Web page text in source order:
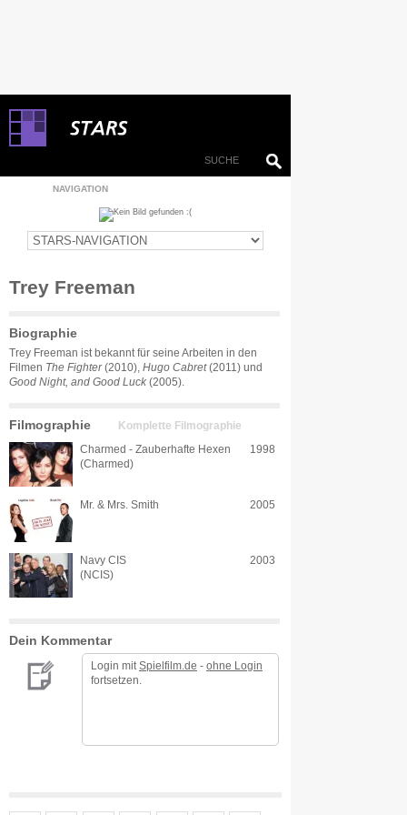
NAVIGATION
Trey Freeman
Biographie
Trey Freeman ist bekannt für seine Arbeiten in den
Filmen The Fighter(2010), Hugo Cabret(2011) und
Good Night, and Good Luck (2005).
Filmographie Komplette Filmographie
Charmed - Zauberhafte Hexen
(Charmed)
1998
Mr. & Mrs. Smith 2005
Navy CIS
(NCIS)
2003
Dein Kommentar
Login mit Spielfilm.de - ohne Login
fortsetzen.